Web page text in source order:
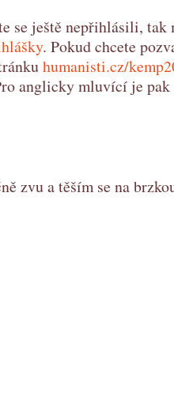
se ještě nepřihlásili, tak
. Pokud chcete
humanisti.cz/
anglicky mluvící je pak
zvu a těším se na